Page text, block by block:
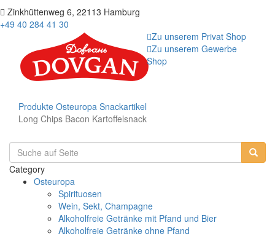
Zinkhüttenweg 6, 22113 Hamburg
+49 40 284 41 30
Zu unserem Privat Shop
Zu unserem Gewerbe
Shop
Produkte Osteuropa Snackartikel
Long Chips Bacon Kartoffelsnack
Category
Osteuropa
Spirituosen
Wein, Sekt, Champagne
Alkoholfreie Getränke mit Pfand und Bier
Alkoholfreie Getränke ohne Pfand